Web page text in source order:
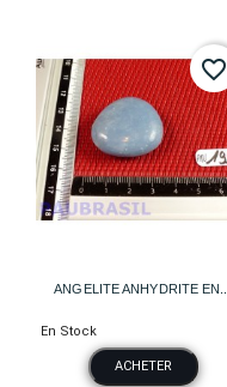
ANGELITE ANHYDRITE EN...
En Stock
ACHETER
favorite_border